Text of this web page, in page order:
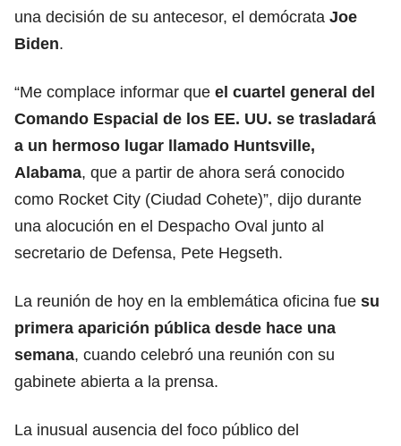
una decisión de su antecesor, el demócrata Joe
Biden.
“Me complace informar que el cuartel general del
Comando Espacial de los EE. UU. se trasladará
a un hermoso lugar llamado Huntsville,
Alabama, que a partir de ahora será conocido
como Rocket City (Ciudad Cohete)”, dijo durante
una alocución en el Despacho Oval junto al
secretario de Defensa, Pete Hegseth.
La reunión de hoy en la emblemática oficina fue su
primera aparición pública desde hace una
semana, cuando celebró una reunión con su
gabinete abierta a la prensa.
La inusual ausencia del foco público del